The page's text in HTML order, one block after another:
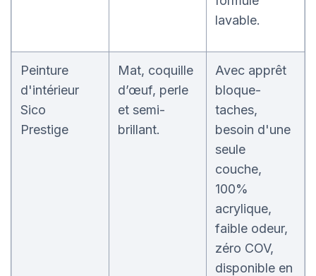
lavable.
Peinture
d'intérieur
Sico
Prestige
Mat, coquille
d’œuf, perle
et semi-
brillant.
Avec apprêt
bloque-
taches,
besoin d'une
seule
couche,
100%
acrylique,
faible odeur,
zéro COV,
disponible en